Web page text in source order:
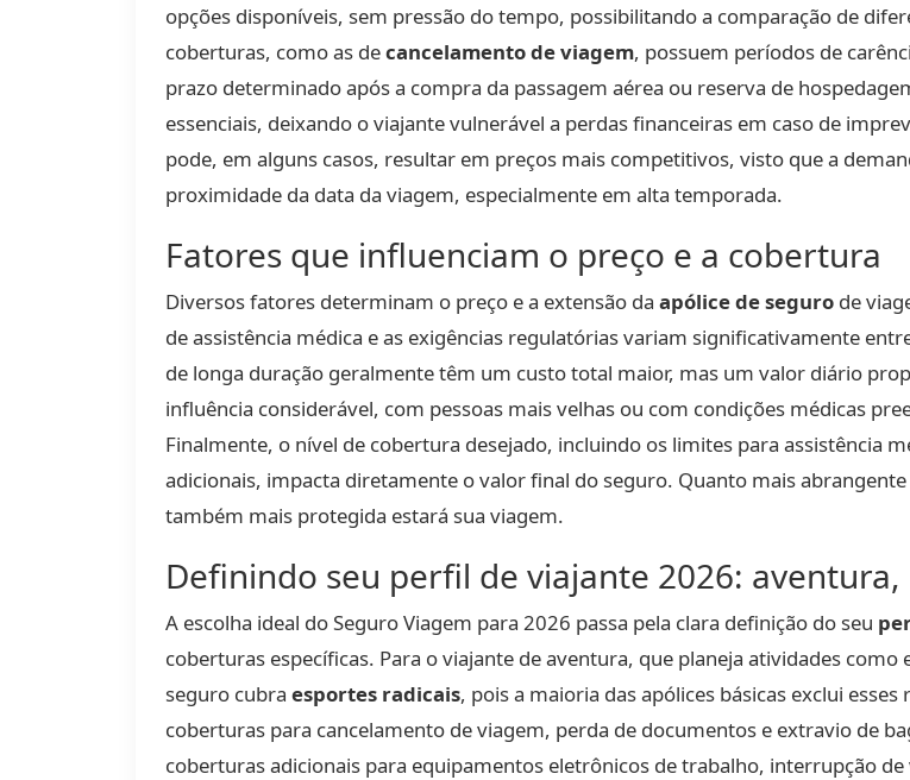
opções disponíveis, sem pressão do tempo, possibilitando a comparação de
coberturas, como as decancelamento de viagem, possuem períodos de
prazo determinado após a compra da passagem aérea ou reserva de
essenciais, deixando o viajante vulnerável a perdas financeiras em caso de
pode, em alguns casos, resultar em preços mais competitivos, visto que a
proximidade da data da viagem, especialmente em alta temporada.
Fatores que influenciam o preço e a cobertura
Diversos fatores determinam o preço e a extensão da apólice de seguro de
de assistência médica e as exigências regulatórias variam significativamente
de longa duração geralmente têm um custo total maior, mas um valor diário
influência considerável, com pessoas mais velhas ou com condições médicas
Finalmente, o nível de cobertura desejado, incluindo os limites para assistência
adicionais, impacta diretamente o valor final do seguro. Quanto mais
também mais protegida estará sua viagem.
Definindo seu perfil de viajante 2026: aventura,
A escolha ideal do Seguro Viagem para 2026 passa pela clara definição do seu
coberturas específicas. Para o viajante de aventura, que planeja atividades
seguro cubra esportes radicais, pois a maioria das apólices básicas exclui
coberturas para cancelamento de viagem, perda de documentos e extravio de
coberturas adicionais para equipamentos eletrônicos de trabalho, interrupção